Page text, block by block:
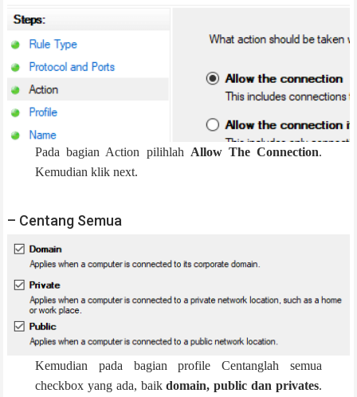
Pada bagian Action pilihlah Allow The Connection.
Kemudian klik next.
– Centang Semua
Kemudian pada bagian profile Centanglah semua
checkbox yang ada, baikdomain, public dan privates.